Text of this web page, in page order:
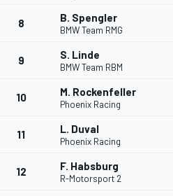
8 B. Spengler
BMW Team RMG
9 S. Linde
BMW Team RBM
10 M. Rockenfeller
Phoenix Racing
11 L. Duval
Phoenix Racing
12 F. Habsburg
R-Motorsport 2